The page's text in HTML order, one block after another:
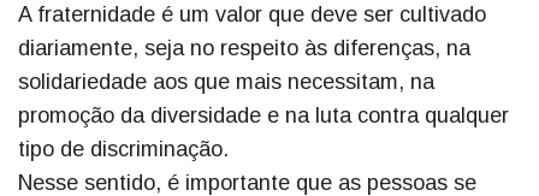
A fraternidade é um valor que deve ser cultivado
diariamente, seja no respeito às diferenças, na
solidariedade aos que mais necessitam, na
promoção da diversidade e na luta contra qualquer
tipo de discriminação.
Nesse sentido, é importante que as pessoas se